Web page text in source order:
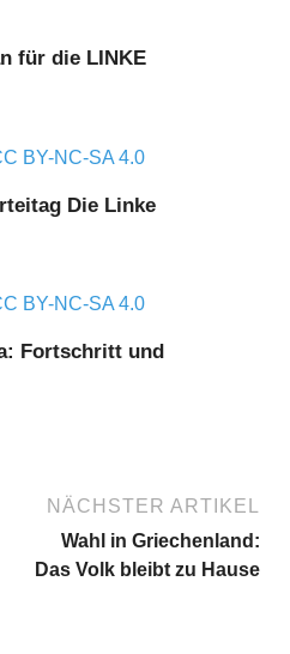
für die LINKE
Die Linke
Fortschritt und
NÄCHSTER ARTIKEL
Wahl in Griechenland:
Das Volk bleibt zu Hause